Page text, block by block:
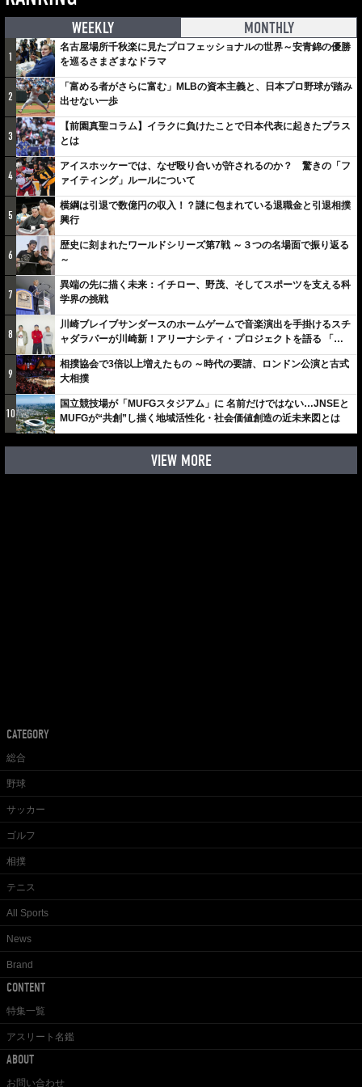
WEEKLY MONTHLY
1
名古屋場所千秋楽に見たプロフェッショナルの世界～安青錦の優勝
を巡るさまざまなドラマ
2
「富める者がさらに富む」MLBの資本主義と、日本プロ野球が踏み
出せない一歩
3
【前園真聖コラム】イラクに負けたことで日本代表に起きたプラス
とは
4
アイスホッケーでは、なぜ殴り合いが許されるのか？ 驚きの「フ
ァイティング」ルールについて
5
横綱は引退で数億円の収入！？謎に包まれている退職金と引退相撲
興行
6
歴史に刻まれたワールドシリーズ第7戦 ～３つの名場面で振り返る
～
7
異端の先に描く未来：イチロー、野茂、そしてスポーツを支える科
学界の挑戦
8
川崎ブレイブサンダースのホームゲームで音楽演出を手掛けるスチ
ャダラパーが川崎新！アリーナシティ・プロジェクトを語る 「楽
しみでしかないでしょ。川崎は、ずっと成長曲線だから」
9
相撲協会で3倍以上増えたもの ～時代の要請、ロンドン公演と古式
大相撲
10
国立競技場が「MUFGスタジアム」に 名前だけではない…JNSEと
MUFGが“共創”し描く地域活性化・社会価値創造の近未来図とは
VIEW MORE
CATEGORY
総合
野球
サッカー
ゴルフ
相撲
テニス
All Sports
News
Brand
CONTENT
特集一覧
アスリート名鑑
ABOUT
お問い合わせ